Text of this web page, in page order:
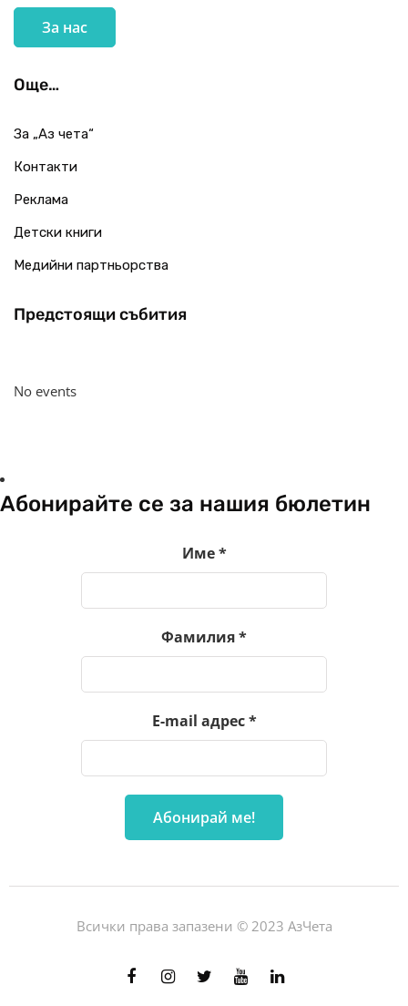
За нас
Още…
За „Аз чета“
Контакти
Реклама
Детски книги
Медийни партньорства
Предстоящи събития
No events
Абонирайте се за нашия бюлетин
Име*
Фамилия*
E-mail адрес*
Всички права запазени © 2023 АзЧета